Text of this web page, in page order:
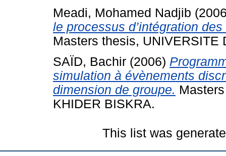
Meadi, Mohamed Nadjib
le processus d’intégration
Masters thesis, UNIVERSITE
SAÏD, Bachir (2006)
simulation à évènements
dimension de groupe.
KHIDER BISKRA.
This list was